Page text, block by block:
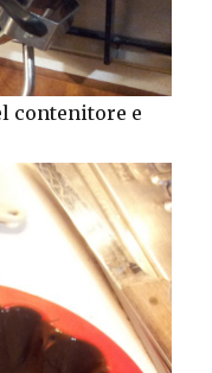
contenitore e